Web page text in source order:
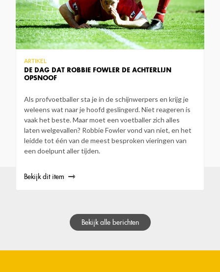
DE DAG DAT ROBBIE FOWLER DE ACHTERLIJN
OPSNOOF
ARTIKEL
Als profvoetballer sta je in de schijnwerpers en krijg je
weleens wat naar je hoofd geslingerd. Niet reageren is
vaak het beste. Maar moet een voetballer zich alles
laten welgevallen? Robbie Fowler vond van niet, en het
leidde tot één van de meest besproken vieringen van
een doelpunt aller tijden.
Bekijk dit item
Bekijk alle berichten